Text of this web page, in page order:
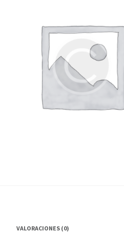
VALORACIONES (0)